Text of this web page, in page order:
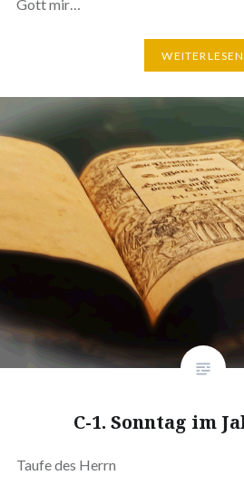
Gott mir…
WEITERLESEN
C-1. Sonntag im
Taufe des Herrn